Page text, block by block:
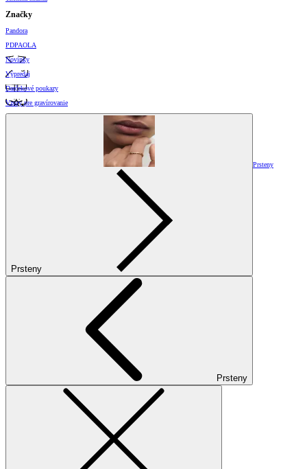
Značky
Pandora
PDPAOLA
Novinky
Výpredaj
Darčekové poukazy
Vzory pre gravírovanie
Prsteny
Prsteny
Prsteny